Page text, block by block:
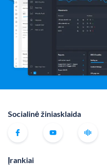
Socialinė žiniasklaida
Įrankiai